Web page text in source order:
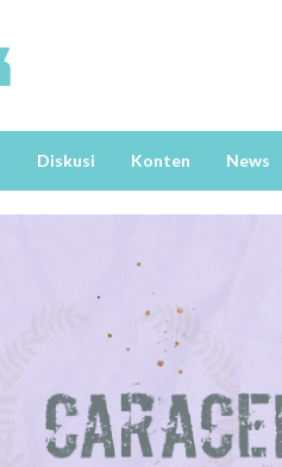
Diskusi Konten News